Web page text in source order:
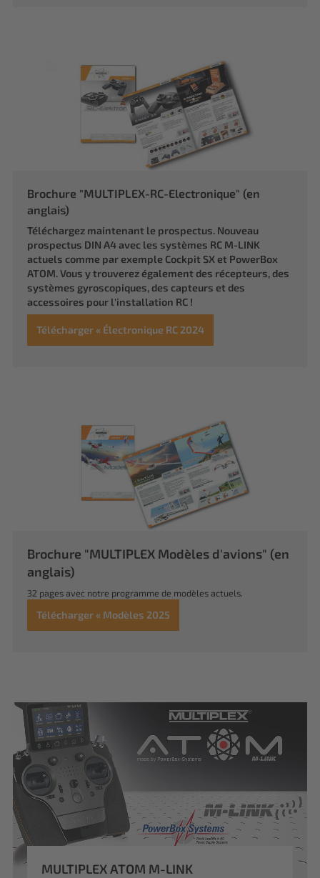
Brochure "MULTIPLEX-RC-Electronique" (en
anglais)
Téléchargez maintenant le prospectus. Nouveau
prospectus DIN A4 avec les systèmes RC M-LINK
actuels comme par exemple Cockpit SX et PowerBox
ATOM. Vous y trouverez également des récepteurs, des
systèmes gyroscopiques, des capteurs et des
accessoires pour l'installation RC !
Télécharger « Électronique RC 2024
Brochure "MULTIPLEX Modèles d'avions" (en
anglais)
32 pages avec notre programme de modèles actuels.
Télécharger « Modèles 2025
MULTIPLEX ATOM M-LINK